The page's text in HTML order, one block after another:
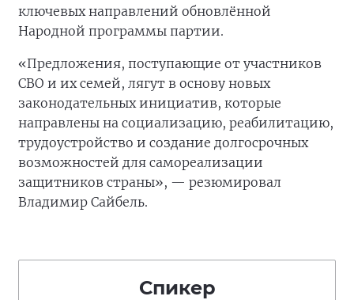
ключевых направлений обновлённой
Народной программы партии.
«Предложения, поступающие от участников
СВО и их семей, лягут в основу новых
законодательных инициатив, которые
направлены на социализацию, реабилитацию,
трудоустройство и создание долгосрочных
возможностей для самореализации
защитников страны», — резюмировал
Владимир Сайбель.
Спикер